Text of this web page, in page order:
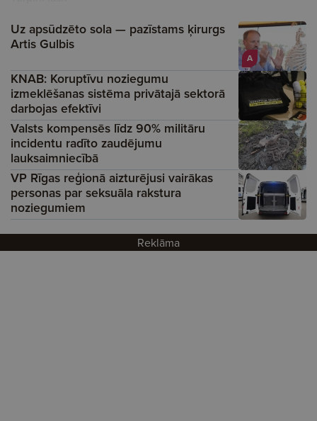
A
Uz apsūdzēto sola — pazīstams ķirurgs
Artis Gulbis
KNAB: Koruptīvu noziegumu
izmeklēšanas sistēma privātajā sektorā
darbojas efektīvi
Valsts kompensēs līdz 90% militāru
incidentu radīto zaudējumu
lauksaimniecībā
VP Rīgas reģionā aizturējusi vairākas
personas par seksuāla rakstura
noziegumiem
Reklāma